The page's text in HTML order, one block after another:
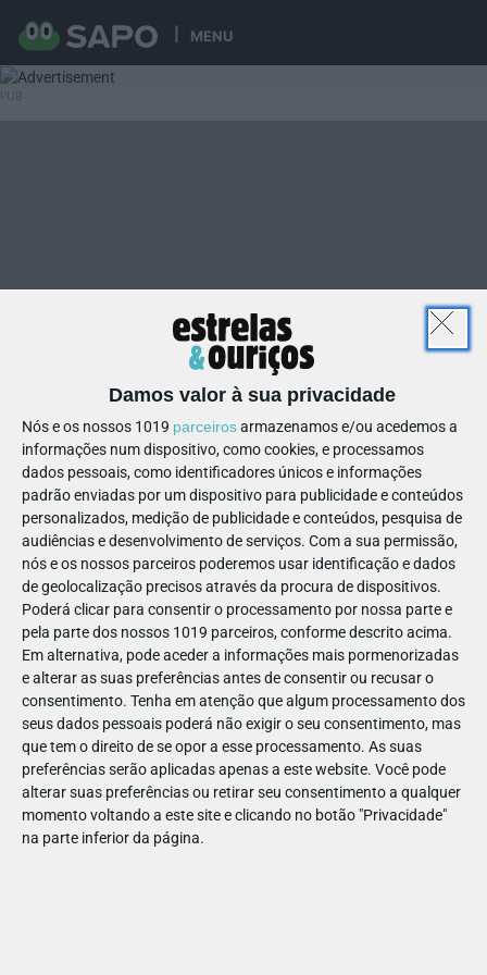
MENU
Damos valor à sua privacidade
Nós e os nossos 1019 parceirosarmazenamos e/ou acedemos a
informações num dispositivo, como cookies, e processamos
dados pessoais, como identificadores únicos e informações
padrão enviadas por um dispositivo para publicidade e conteúdos
personalizados, medição de publicidade e conteúdos, pesquisa de
audiências e desenvolvimento de serviços. Com a sua permissão,
nós e os nossos parceiros poderemos usar identificação e dados
de geolocalização precisos através da procura de dispositivos.
Poderá clicar para consentir o processamento por nossa parte e
pela parte dos nossos 1019 parceiros, conforme descrito acima.
Em alternativa, pode aceder a informações mais pormenorizadas
e alterar as suas preferências antes de consentir ou recusar o
consentimento. Tenha em atenção que algum processamento dos
seus dados pessoais poderá não exigir o seu consentimento, mas
que tem o direito de se opor a esse processamento. As suas
preferências serão aplicadas apenas a este website. Você pode
alterar suas preferências ou retirar seu consentimento a qualquer
momento voltando a este site e clicando no botão "Privacidade"
na parte inferior da página.
11
1232931965960333